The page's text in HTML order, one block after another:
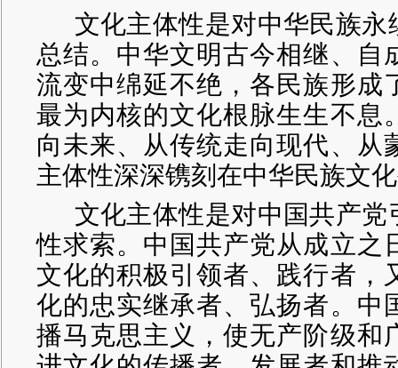
文化主体性是对中华民族
总结。中华文明古今相继、自
流变中绵延不绝，各民族形成
最为内核的文化根脉生生不息
向未来、从传统走向现代、从
主体性深深镌刻在中华民族文
文化主体性是对中国共产
性求索。中国共产党从成立之
文化的积极引领者、践行者，
化的忠实继承者、弘扬者。中
播马克思主义，使无产阶级和